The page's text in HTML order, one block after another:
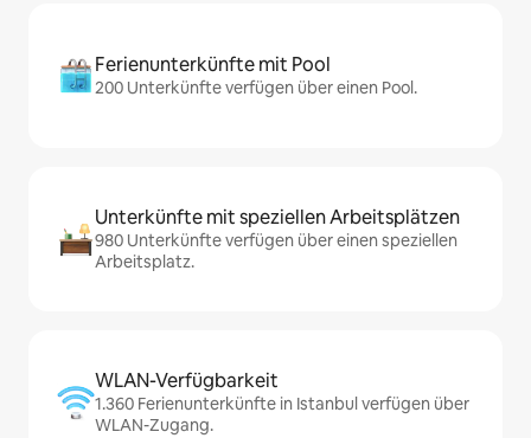
Ferienunterkünfte mit Pool
200 Unterkünfte verfügen über einen Pool.
Unterkünfte mit speziellen Arbeitsplätzen
980 Unterkünfte verfügen über einen speziellen
Arbeitsplatz.
WLAN-Verfügbarkeit
1.360 Ferienunterkünfte in Istanbul verfügen über
WLAN-Zugang.